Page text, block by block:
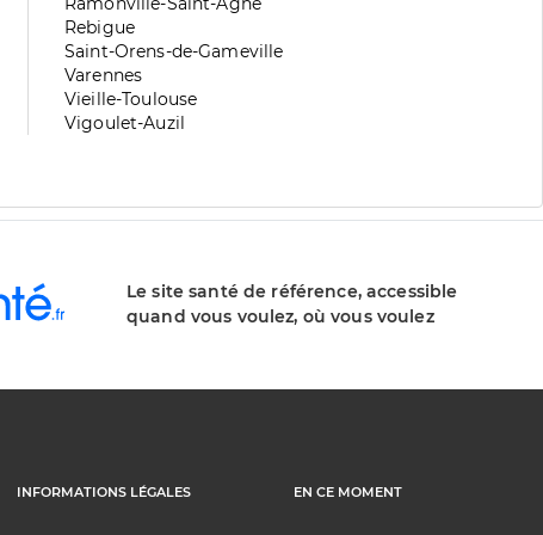
division
de
division
Zone
de
division
Rebigue
Zone
de
division
Saint-Orens-de-Gameville
Zone
de
division
Varennes
Zone
de
Vieille-Toulouse
Zone
Vigoulet-Auzil
Le site santé de référence, accessible
quand vous voulez, où vous voulez
INFORMATIONS LÉGALES EN CE MOMENT